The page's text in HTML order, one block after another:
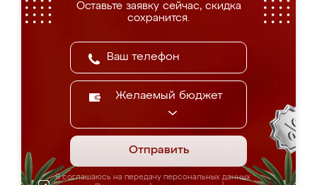
Оставьте заявку сейчас, скидка
сохранится.
Желаемый бюджет
Отправить
Я соглашаюсь на передачу персональных данных